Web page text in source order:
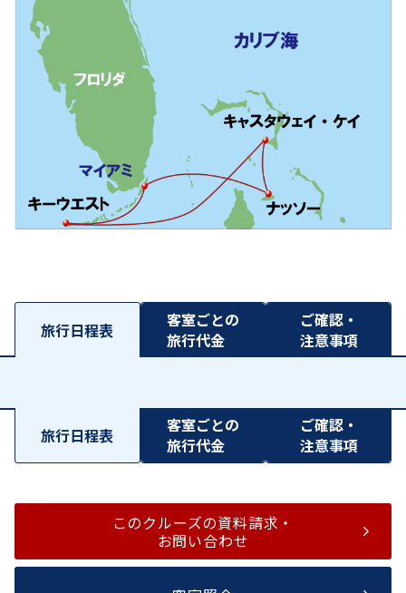
旅行日程表
客室ごとの
旅行代金
ご確認・
注意事項
旅行日程表
客室ごとの
旅行代金
ご確認・
注意事項
このクルーズの資料請求・
お問い合わせ